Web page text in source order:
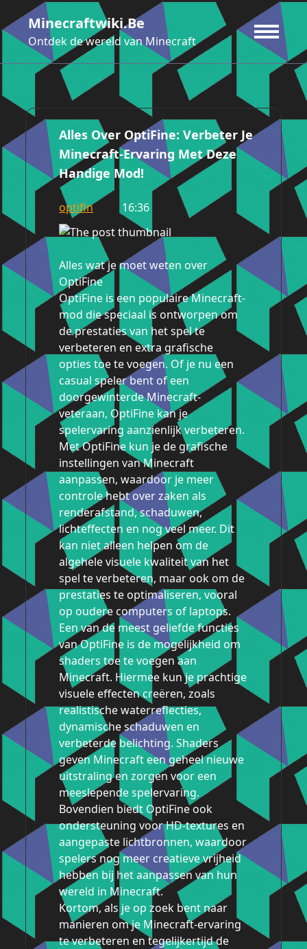
naar
de
inhoud
Minecraftwiki.be
Ontdek de wereld van Minecraft
Alles Over OptiFine: Verbeter Je
Minecraft-Ervaring Met Deze
Handige Mod!
optifin 16:36
Alles wat je moet weten over
OptiFine
OptiFine is een populaire Minecraft-
mod die speciaal is ontworpen om
de prestaties van het spel te
verbeteren en extra grafische
opties toe te voegen. Of je nu een
casual speler bent of een
doorgewinterde Minecraft-
veteraan, OptiFine kan je
spelervaring aanzienlijk verbeteren.
Met OptiFine kun je de grafische
instellingen van Minecraft
aanpassen, waardoor je meer
controle hebt over zaken als
renderafstand, schaduwen,
lichteffecten en nog veel meer. Dit
kan niet alleen helpen om de
algehele visuele kwaliteit van het
spel te verbeteren, maar ook om de
prestaties te optimaliseren, vooral
op oudere computers of laptops.
Een van de meest geliefde functies
van OptiFine is de mogelijkheid om
shaders toe te voegen aan
Minecraft. Hiermee kun je prachtige
visuele effecten creëren, zoals
realistische waterreflecties,
dynamische schaduwen en
verbeterde belichting. Shaders
geven Minecraft een geheel nieuwe
uitstraling en zorgen voor een
meeslepende spelervaring.
Bovendien biedt OptiFine ook
ondersteuning voor HD-textures en
aangepaste lichtbronnen, waardoor
spelers nog meer creatieve vrijheid
hebben bij het aanpassen van hun
wereld in Minecraft.
Kortom, als je op zoek bent naar
manieren om je Minecraft-ervaring
te verbeteren en tegelijkertijd de